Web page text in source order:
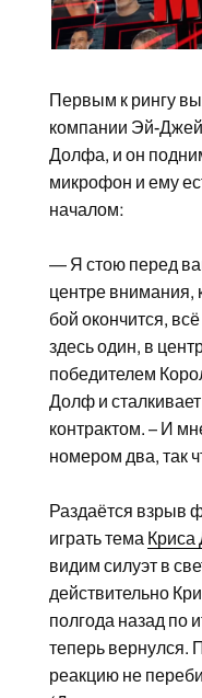
Первым к рингу
компании Эй-
Долфа, и он
микрофон и ему
началом:
— Я стою перед
центре внимания,
бой окончится,
здесь один, в
победителем
Долф и сталкивает
контрактом. – И
номером два, так
Раздаётся взрыв
играть тема Криса
видим силуэт в
действительно
полгода назад по
теперь вернулся.
реакцию не